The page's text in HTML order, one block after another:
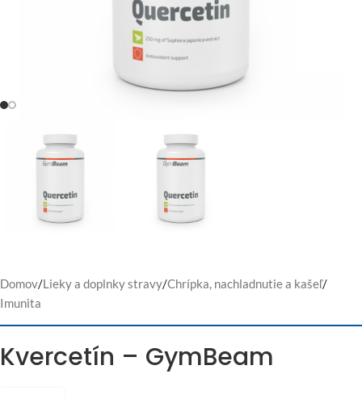
Domov/Lieky a doplnky stravy/Chrípka, nachladnutie a kašeľ/
Imunita
Kvercetín – GymBeam